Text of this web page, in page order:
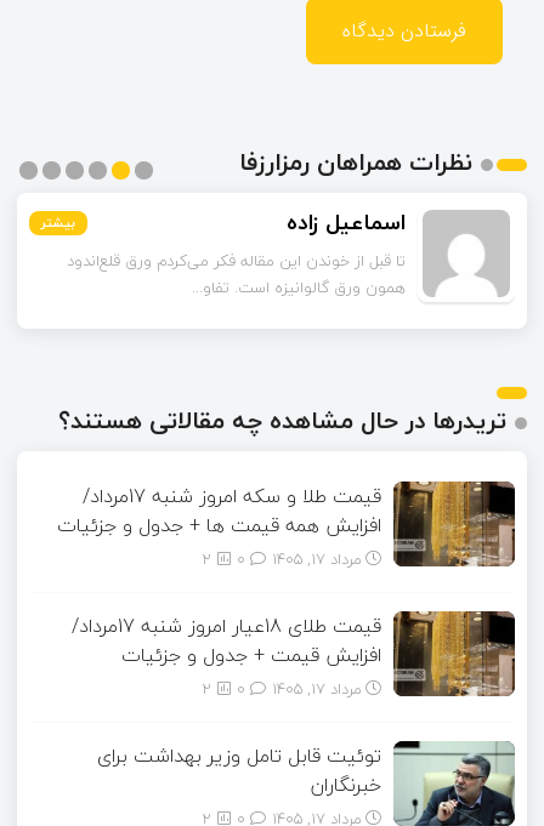
نظرات همراهان رمزارزفا
بیشتر اسماعیل زاده بیشتر
تا قبل از خوندن این مقاله فکر می‌کردم ورق قلع‌اندود
همون ورق گالوانیزه است. تفاو...
بیشتر
بیشتر
بیشتر
بیشتر
تریدرها در حال مشاهده چه مقالاتی هستند؟
قیمت طلا و سکه امروز شنبه 17مرداد/
افزایش همه قیمت ها + جدول و جزئیات
مرداد ۱۷, ۱۴۰۵ 2
قیمت طلای 18عیار امروز شنبه 17مرداد/
افزایش قیمت + جدول و جزئیات
مرداد ۱۷, ۱۴۰۵ 2
توئیت قابل تامل وزیر بهداشت برای
خبرنگاران
مرداد ۱۷, ۱۴۰۵ 2